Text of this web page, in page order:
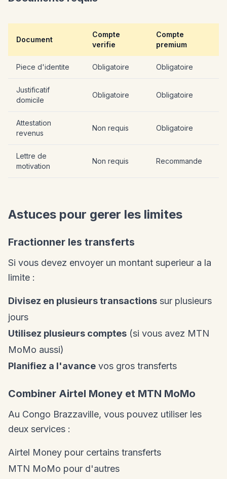
Document
Compte
verifie
Compte
premium
Piece d'identite Obligatoire Obligatoire
Justificatif
domicile
Obligatoire Obligatoire
Attestation
revenus
Non requis Obligatoire
Lettre de
motivation
Non requis Recommande
Astuces pour gerer les limites
Fractionner les transferts
Si vous devez envoyer un montant superieur a la
limite :
Divisez en plusieurs transactions sur plusieurs
jours
Utilisez plusieurs comptes (si vous avez MTN
MoMo aussi)
Planifiez a l'avance vos gros transferts
Combiner Airtel Money et MTN MoMo
Au Congo Brazzaville, vous pouvez utiliser les
deux services :
Airtel Money pour certains transferts
MTN MoMo pour d'autres